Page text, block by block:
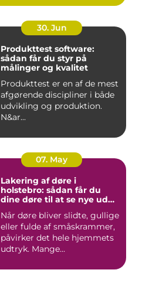
30. Jun
Produkttest software:
sådan får du styr på
målinger og kvalitet
Produkttest er en af de mest
afgørende discipliner i både
udvikling og produktion.
N&ar...
07. May
Lakering af døre i
holstebro: sådan får du
dine døre til at se nye ud
Når døre bliver slidte, gullige
eller fulde af småskrammer,
påvirker det hele hjemmets
udtryk. Mange...